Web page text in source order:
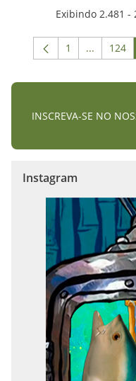
Exibindo 2.481 -
Página
1 ...Páginas
124
INSCREVA-SE NO
Instagram